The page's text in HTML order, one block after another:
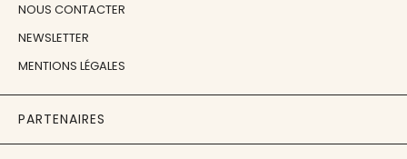
NOUS CONTACTER
NEWSLETTER
MENTIONS LÉGALES
PARTENAIRES